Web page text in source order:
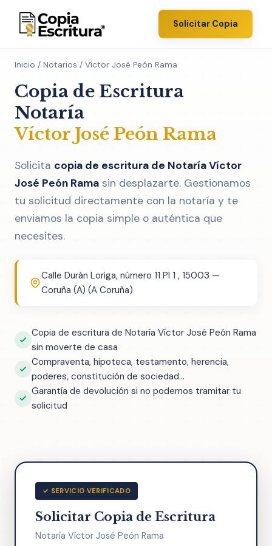
Solicitar Copia
Inicio / Notarios / Víctor José Peón Rama
Copia de Escritura
Notaría
Víctor José Peón Rama
Solicita copia de escritura de Notaría Víctor
José Peón Rama sin desplazarte. Gestionamos
tu solicitud directamente con la notaría y te
enviamos la copia simple o auténtica que
necesites.
Calle Durán Loriga, número 11 Pl 1 , 15003 —
Coruña (A) (A Coruña)
Copia de escritura de Notaría Víctor José Peón Rama
sin moverte de casa
Compraventa, hipoteca, testamento, herencia,
poderes, constitución de sociedad...
Garantía de devolución si no podemos tramitar tu
solicitud
✓ SERVICIO VERIFICADO
Solicitar Copia de Escritura
Notaría Víctor José Peón Rama